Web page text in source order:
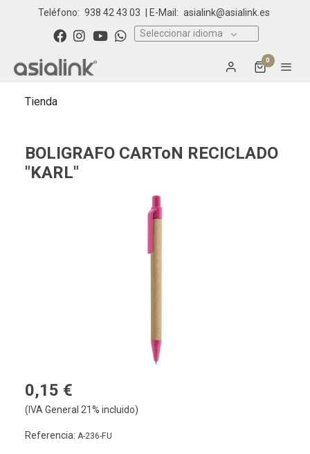
Teléfono: 938 42 43 03 | E-Mail: asialink@asialink.es
Seleccionar idioma
0
Tienda
BOLIGRAFO CARToN RECICLADO
"KARL"
0,15 €
(IVA General 21% incluido)
Referencia: A-236-FU